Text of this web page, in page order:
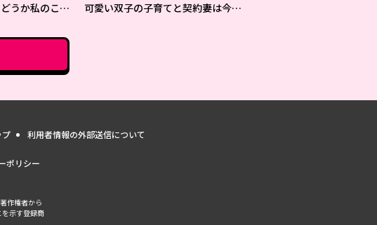
うか私のこと
可愛い双子の子育てと契約妻は今日
利用者情報の外部送信について
ポリシー
作権者から
示す登録商